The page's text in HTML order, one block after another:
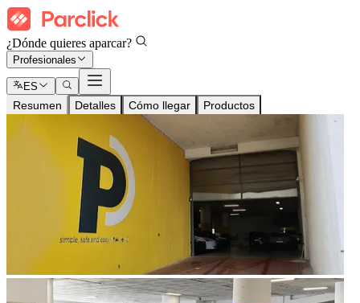
¿Dónde quieres aparcar?
Profesionales
ES
Resumen Detalles Cómo llegar Productos